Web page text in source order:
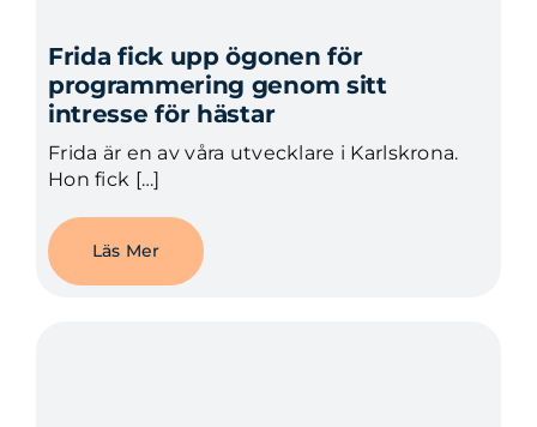
Frida fick upp ögonen för
programmering genom sitt
intresse för hästar
Frida är en av våra utvecklare i Karlskrona.
Hon fick […]
Läs Mer